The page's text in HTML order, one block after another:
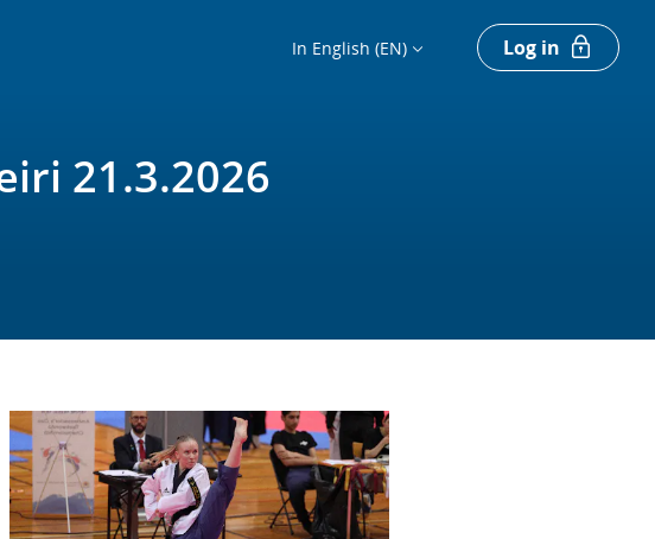
In English (EN) Log in
21.3.2026